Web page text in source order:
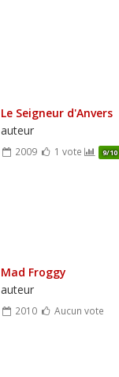
Le Seigneur d'Anvers
auteur
2009 1 vote 9/10
Mad Froggy
auteur
2010 Aucun vote